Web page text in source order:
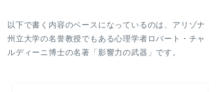
以下で書く内容のベースになっているのは、アリゾナ
州立大学の名誉教授でもある心理学者ロバート・チャ
ルディーニ博士の名著「影響力の武器」です。